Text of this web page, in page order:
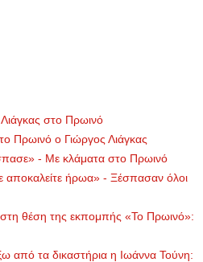
στο Πρωινό
Πρωινό ο Γιώργος Λιάγκας
- Με κλάματα στο Πρωινό
αποκαλείτε ήρωα» - Ξέσπασαν όλοι
θέση της εκπομπής «Το Πρωινό»:
από τα δικαστήρια η Ιωάννα Τούνη: